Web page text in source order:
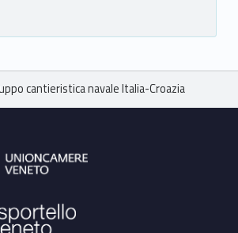
cantieristica navale Italia-Croazia